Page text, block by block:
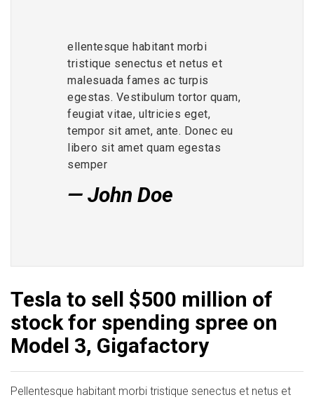
ellentesque habitant morbi
tristique senectus et netus et
malesuada fames ac turpis
egestas. Vestibulum tortor quam,
feugiat vitae, ultricies eget,
tempor sit amet, ante. Donec eu
libero sit amet quam egestas
semper
John Doe
Tesla to sell $500 million of
stock for spending spree on
Model 3, Gigafactory
Pellentesque habitant morbi tristique senectus et netus et